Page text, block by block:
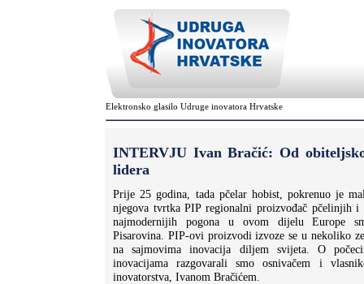
Elektronsko glasilo Udruge inovatora Hrvatske
INTERVJU Ivan Bračić: Od
lidera
Prije 25 godina, tada pčelar hobist, pokrenuo je
njegova tvrtka PIP regionalni proizvođač pčelinjih
najmodernijih pogona u ovom dijelu Europe
Pisarovina. PIP-ovi proizvodi izvoze se u nekoliko
na sajmovima inovacija diljem svijeta. O
inovacijama razgovarali smo osnivačem i
inovatorstva, Ivanom Bračićem.